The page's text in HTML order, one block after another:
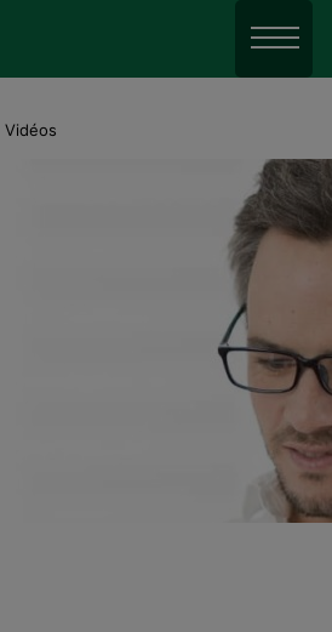
Menu
Vidéos